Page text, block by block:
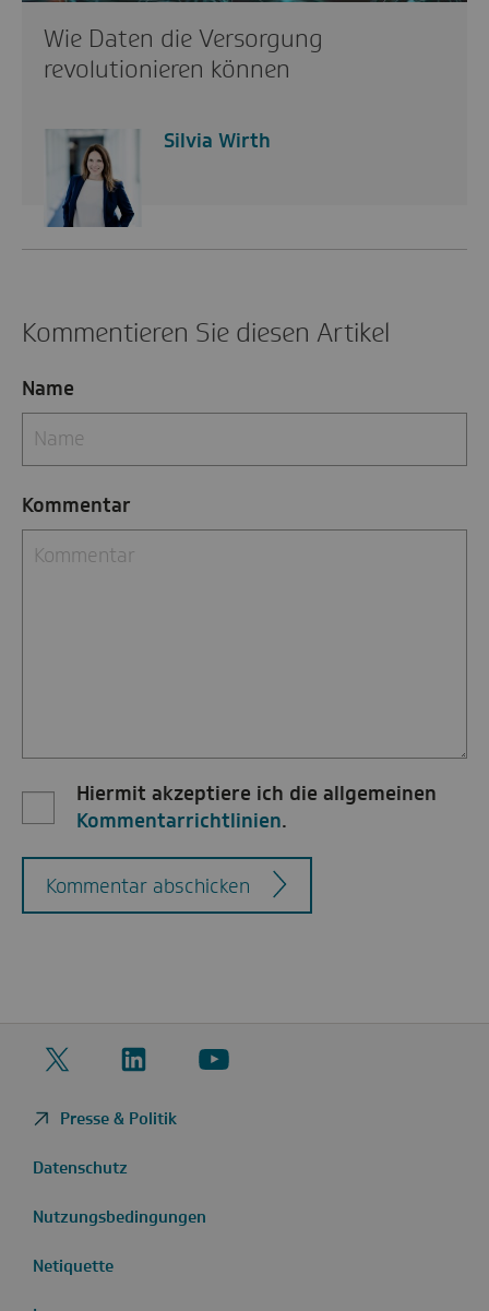
Wie Daten die Versorgung
revolutionieren können
Silvia Wirth
Kommentieren Sie diesen Artikel
Name
Kommentar
Hiermit akzeptiere ich die allgemeinen
Kommentarrichtlinien.
Kommentar abschicken
Twitter
LinkedIn
YouTube
Presse & Politik
Datenschutz
Nutzungsbedingungen
Netiquette